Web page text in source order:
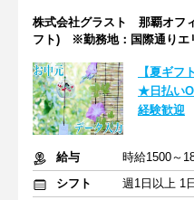
株式会社グラスト 那覇オフ
フト) ※勤務地：国際通りエ
【夏ギフ
★日払い
経験歓迎
給与
時給1500～
シフト
週1日以上 1